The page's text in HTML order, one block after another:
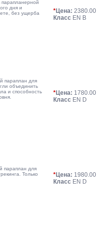
дня и
без ущерба
*Цена: 2380.00
Класс EN B
параплан для
объединить
и способность
*Цена: 1780.00
Класс EN D
параплан для
Только
*Цена: 1980.00
Класс EN D